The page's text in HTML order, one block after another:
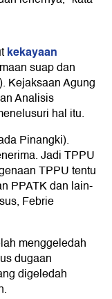
kekayaan
suap dan
Kejaksaan Agung
Analisis
hal itu.
Pinangki).
Jadi TPPU
TPPU tentu
PPATK dan lain-
Febrie
menggeledah
dugaan
digeledah